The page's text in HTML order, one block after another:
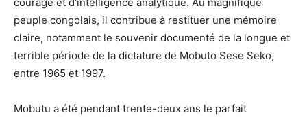
peuple congolais, il contribue à restituer une mémoire
claire, notamment le souvenir documenté de la longue et
terrible période de la dictature de Mobuto Sese Seko,
entre 1965 et 1997.
Mobutu a été pendant trente-deux ans le parfait